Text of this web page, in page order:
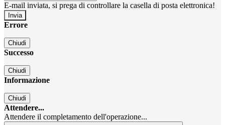
E-mail inviata, si prega di controllare la casella di posta elettronica!
Errore
Chiudi
Successo
Chiudi
Informazione
Chiudi
Attendere...
Attendere il completamento dell'operazione...